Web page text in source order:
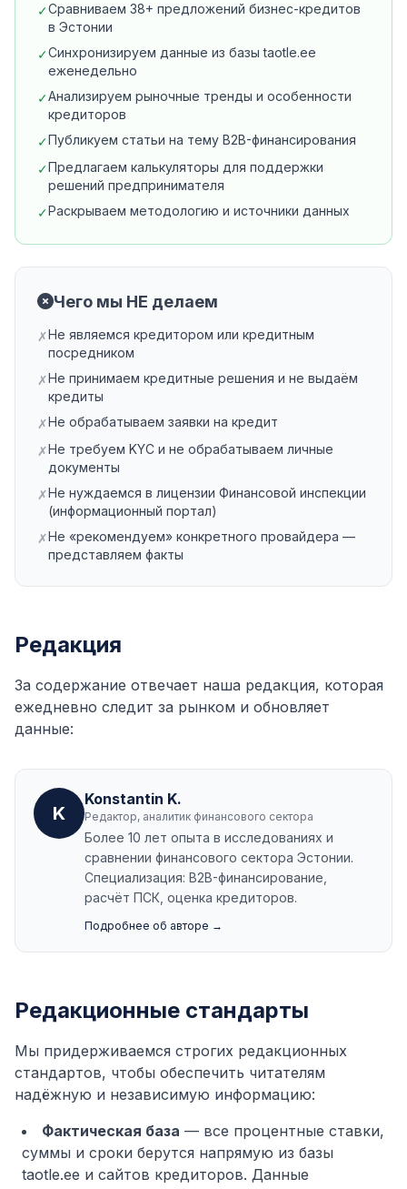
✓Сравниваем 38+ предложений бизнес-кредитов
в Эстонии
✓Синхронизируем данные из базы taotle.ee
еженедельно
✓Анализируем рыночные тренды и особенности
кредиторов
✓Публикуем статьи на тему B2B-финансирования
✓Предлагаем калькуляторы для поддержки
решений предпринимателя
✓Раскрываем методологию и источники данных
Чего мы НЕ делаем
✗Не являемся кредитором или кредитным
посредником
✗Не принимаем кредитные решения и не выдаём
кредиты
✗Не обрабатываем заявки на кредит
✗Не требуем KYC и не обрабатываем личные
документы
✗Не нуждаемся в лицензии Финансовой инспекции
(информационный портал)
✗Не «рекомендуем» конкретного провайдера —
представляем факты
Редакция
За содержание отвечает наша редакция, которая
ежедневно следит за рынком и обновляет
данные:
K
Konstantin K.
Редактор, аналитик финансового сектора
Более 10 лет опыта в исследованиях и
сравнении финансового сектора Эстонии.
Специализация: B2B-финансирование,
расчёт ПСК, оценка кредиторов.
Подробнее об авторе →
Редакционные стандарты
Мы придерживаемся строгих редакционных
стандартов, чтобы обеспечить читателям
надёжную и независимую информацию:
Фактическая база — все процентные ставки,
суммы и сроки берутся напрямую из базы
taotle.ee и сайтов кредиторов. Данные